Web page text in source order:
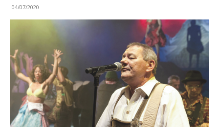
04/07/2020